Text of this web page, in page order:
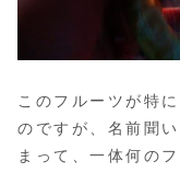
このフルーツが特
のですが、名前聞
まって、一体何の